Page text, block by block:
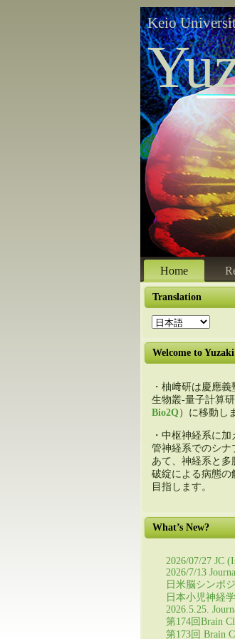
Keio
Home
Translation
Welcome to
・柚﨑研は慶應
生物叢-量子計算
Bio2Q）に移動し
・中枢神経系に
管神経系でのシナ
あて、神経系と多
破綻による病態の
目指します。
What’s New?
2026/07/27 JC
2026/7/13
日米脳シンポ
日本小児神経
2026.5.25.
第174回Brain
第173回 Brain